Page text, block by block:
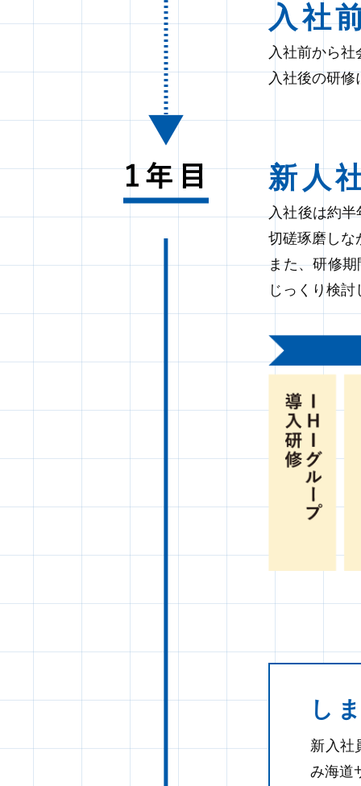
入社
入社前から
入社後の研
新人
入社後は約半
切磋琢磨しな
また、研修
じっくり検
し
新入社
み海道